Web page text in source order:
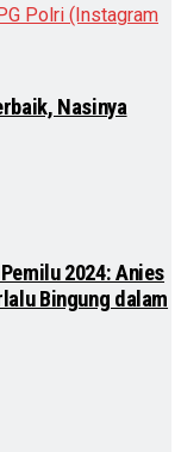
Nasinya
2024: Anies
Bingung dalam